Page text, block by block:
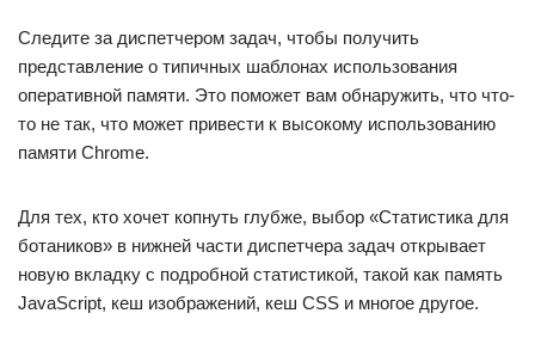
Следите за диспетчером задач, чтобы получить
представление о типичных шаблонах использования
оперативной памяти. Это поможет вам обнаружить, что что-
то не так, что может привести к высокому использованию
памяти Chrome.
Для тех, кто хочет копнуть глубже, выбор «Статистика для
ботаников» в нижней части диспетчера задач открывает
новую вкладку с подробной статистикой, такой как память
JavaScript, кеш изображений, кеш CSS и многое другое.